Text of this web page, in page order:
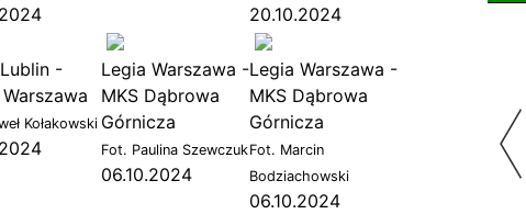
20.10.2024
-
Kołakowski
Legia Warszawa -
MKS Dąbrowa
Górnicza
Fot. Paulina Szewczuk
06.10.2024
Legia Warszawa -
MKS Dąbrowa
Górnicza
Fot. Marcin
Bodziachowski
06.10.2024
Orlen Basket Liga
16.11.2024
75